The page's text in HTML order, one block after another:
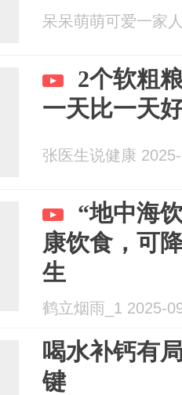
呆呆萌萌可爱一家
2个软粗
一天比一天
张医生说健康
“地中海
康饮食，可
生
鹤立烟雨_1 2025-
喝水补钙有
键